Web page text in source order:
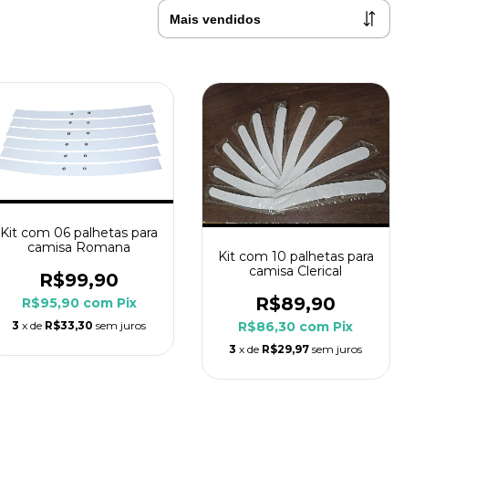
Kit com 06 palhetas para
camisa Romana
R$99,90
R$95,90 com Pix
3 x de R$33,30 sem juros
Kit com 10 palhetas para
camisa Clerical
R$89,90
R$86,30 com Pix
3 x de R$29,97 sem juros